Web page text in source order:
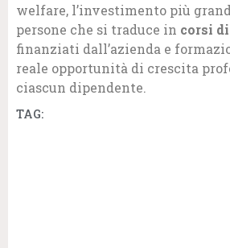
welfare, l’investimento più
persone che si traduce in corsi
finanziati dall’azienda e
reale opportunità di crescita
ciascun dipendente.
TAG: